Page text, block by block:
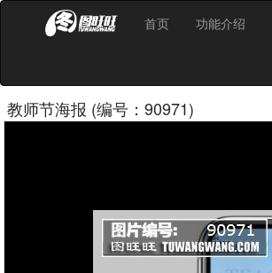
首页 功能介绍
教师节海报 (编号：90971)